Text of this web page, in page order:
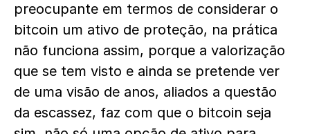
preocupante em termos de considerar o
bitcoin um ativo de proteção, na prática
não funciona assim, porque a valorização
que se tem visto e ainda se pretende ver
de uma visão de anos, aliados a questão
da escassez, faz com que o bitcoin seja